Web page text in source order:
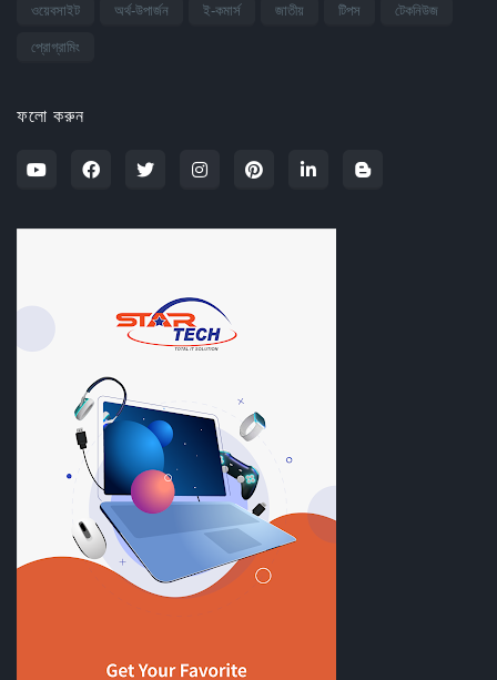
ওয়েবসাইট অর্থ-উপার্জন ই-কমার্স জাতীয় টিপস টেকনিউজ
প্রোগ্রামিং
ফলো করুন